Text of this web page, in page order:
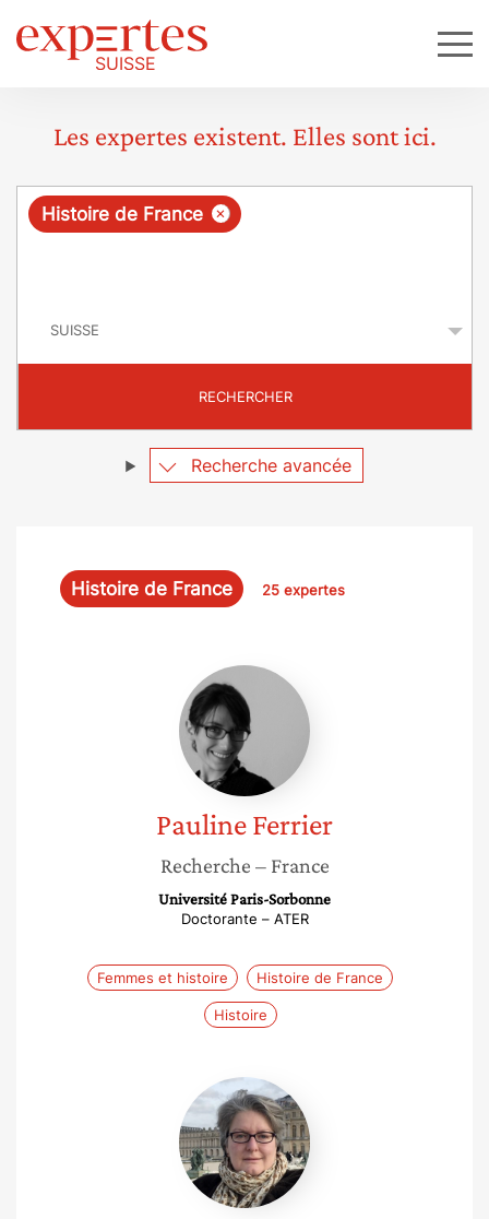
Les expertes existent. Elles sont ici.
R
ê
e
×
Histoire de France
RECHERCHER
Recherche avancée
Histoire de France 25 expertes
Pauline
Ferrier
PaulineFerrier
Recherche – France
Université Paris-Sorbonne
Doctorante – ATER
Femmes et histoire Histoire de France
Histoire
Pascale
Mormiche